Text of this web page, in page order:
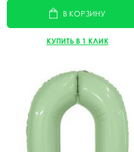
В КОРЗИНУ
КУПИТЬ В 1 КЛИК